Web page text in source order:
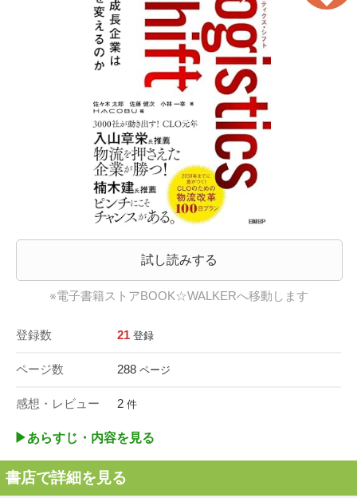
試し読みする
※電子書籍ストアBOOK☆WALKERへ移動します
登録数 21 登録
ページ数 288 ページ
感想・レビュー 2 件
▶︎あらすじ・内容を見る
書店で詳細を見る